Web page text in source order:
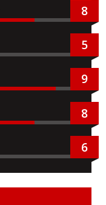
8
5
9
8
6